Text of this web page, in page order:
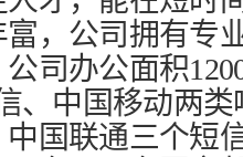
，公司拥有专
司办公面积
、中国移动两
国联通三个短